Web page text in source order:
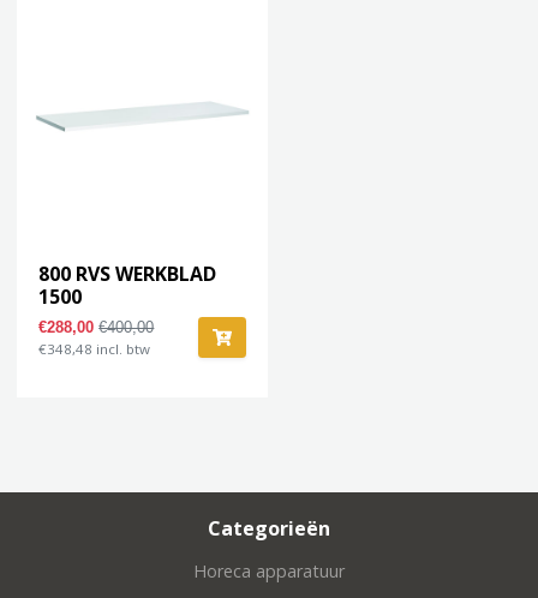
800 RVS WERKBLAD
1500
€288,00€400,00
€348,48 incl. btw
Categorieën
Horeca apparatuur